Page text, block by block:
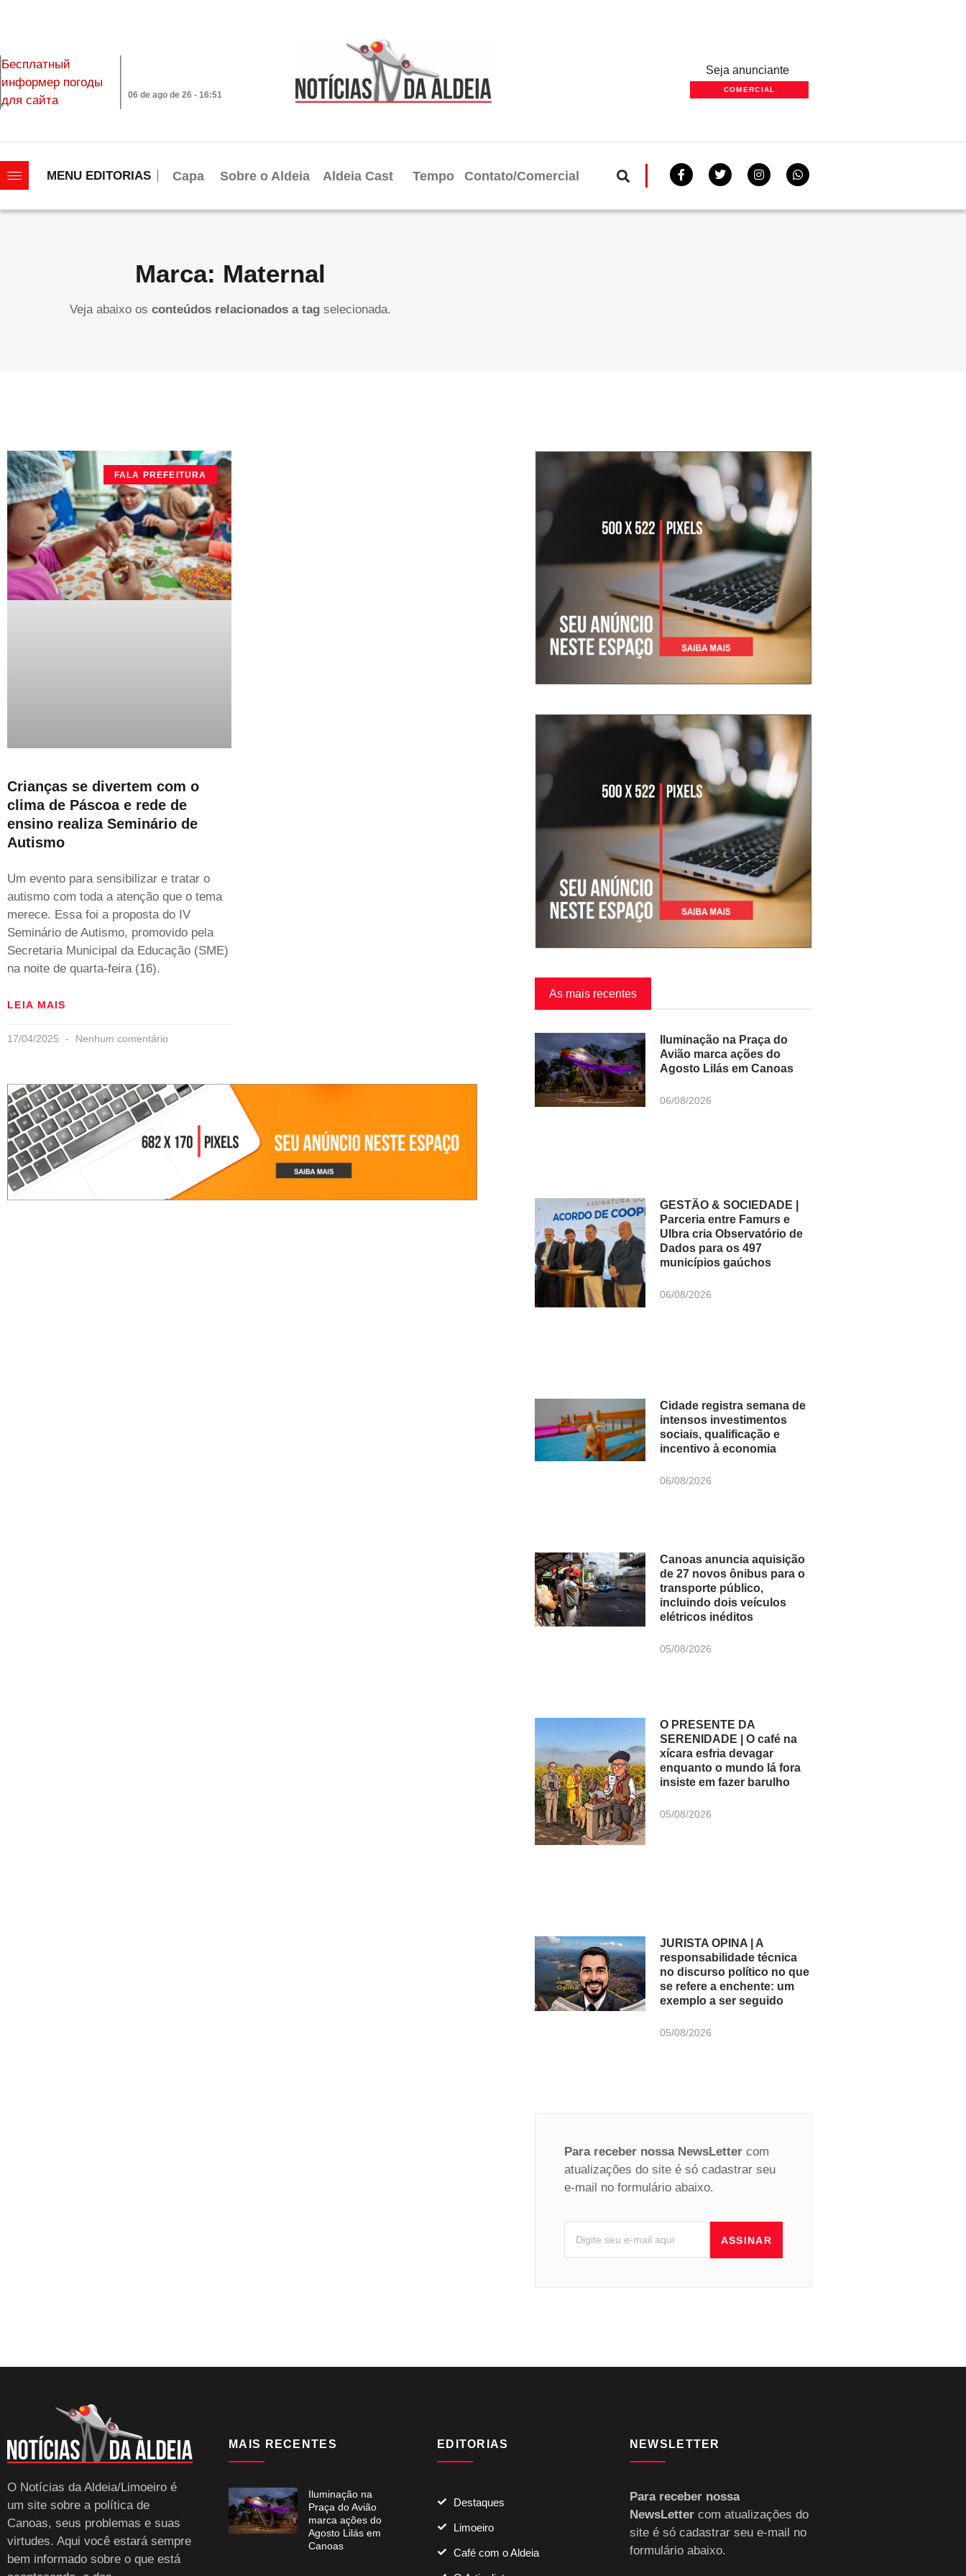
Бесплатный
информер погоды
для сайта
06 de ago de 26 - 16:51
Seja anunciante
COMERCIAL
MENU EDITORIAS Capa Sobre o Aldeia Aldeia Cast Tempo Contato/Comercial
Marca: Maternal
Veja abaixo os conteúdos relacionados a tagselecionada.
FALA PREFEITURA
Crianças se divertem com o
clima de Páscoa e rede de
ensino realiza Seminário de
Autismo
Um evento para sensibilizar e tratar o
autismo com toda a atenção que o tema
merece. Essa foi a proposta do IV
Seminário de Autismo, promovido pela
Secretaria Municipal da Educação (SME)
na noite de quarta-feira (16).
LEIA MAIS
17/04/2025 Nenhum comentário
As mais recentes
Iluminação na Praça do
Avião marca ações do
Agosto Lilás em Canoas
06/08/2026
GESTÃO & SOCIEDADE |
Parceria entre Famurs e
Ulbra cria Observatório de
Dados para os 497
municípios gaúchos
06/08/2026
Cidade registra semana de
intensos investimentos
sociais, qualificação e
incentivo à economia
06/08/2026
Canoas anuncia aquisição
de 27 novos ônibus para o
transporte público,
incluindo dois veículos
elétricos inéditos
05/08/2026
O PRESENTE DA
SERENIDADE | O café na
xícara esfria devagar
enquanto o mundo lá fora
insiste em fazer barulho
05/08/2026
JURISTA OPINA | A
responsabilidade técnica
no discurso político no que
se refere a enchente: um
exemplo a ser seguido
05/08/2026
Para receber nossa NewsLetter com
atualizações do site é só cadastrar seu
e-mail no formulário abaixo.
ASSINAR
O Notícias da Aldeia/Limoeiro é
um site sobre a política de
Canoas, seus problemas e suas
virtudes. Aqui você estará sempre
bem informado sobre o que está
MAIS RECENTES
Iluminação na
Praça do Avião
marca ações do
Agosto Lilás em
Canoas
EDITORIAS
Destaques
Limoeiro
Café com o Aldeia
NEWSLETTER
Para receber nossa
NewsLettercom atualizações do
site é só cadastrar seu e-mail no
formulário abaixo.